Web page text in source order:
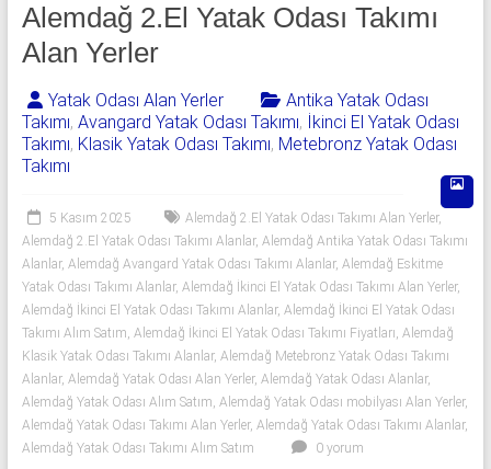
Alemdağ 2.El Yatak Odası Takımı
Alan Yerler
Yatak Odası Alan Yerler
Antika Yatak Odası
Takımı, Avangard Yatak Odası Takımı,
İkinci El Yatak Odası
Takımı, Klasik Yatak Odası Takımı, Metebronz Yatak Odası
Takımı
5 Kasım 2025 Alemdağ 2.El Yatak Odası Takımı Alan Yerler,
Alemdağ 2.El Yatak Odası Takımı Alanlar, Alemdağ Antika Yatak Odası Takımı
Alanlar, Alemdağ Avangard Yatak Odası Takımı Alanlar, Alemdağ Eskitme
Yatak Odası Takımı Alanlar, Alemdağ İkinci El Yatak Odası Takımı Alan Yerler,
Alemdağ İkinci El Yatak Odası Takımı Alanlar, Alemdağ İkinci El Yatak Odası
Takımı Alım Satım, Alemdağ İkinci El Yatak Odası Takımı Fiyatları, Alemdağ
Klasik Yatak Odası Takımı Alanlar, Alemdağ Metebronz Yatak Odası Takımı
Alanlar, Alemdağ Yatak Odası Alan Yerler, Alemdağ Yatak Odası Alanlar,
Alemdağ Yatak Odası Alım Satım, Alemdağ Yatak Odası mobilyası Alan Yerler,
Alemdağ Yatak Odası Takımı Alan Yerler, Alemdağ Yatak Odası Takımı Alanlar,
Alemdağ Yatak Odası Takımı Alım Satım
0 yorum